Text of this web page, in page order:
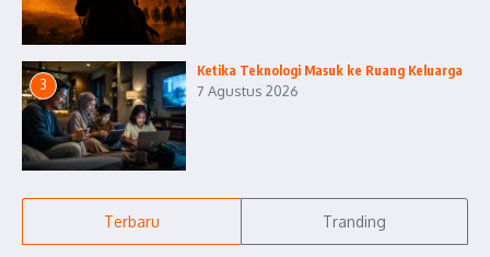
3
Ketika Teknologi Masuk ke Ruang Keluarga
7 Agustus 2026
Terbaru Tranding